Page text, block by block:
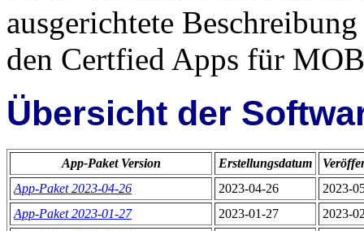
ausgerichtete
den Certfied Apps für
Übersicht der
App-Paket Version Erstellungsdatum
App-Paket 2023-04-26
2023-04-26
2023-
App-Paket 2023-01-27
2023-01-27
2023-